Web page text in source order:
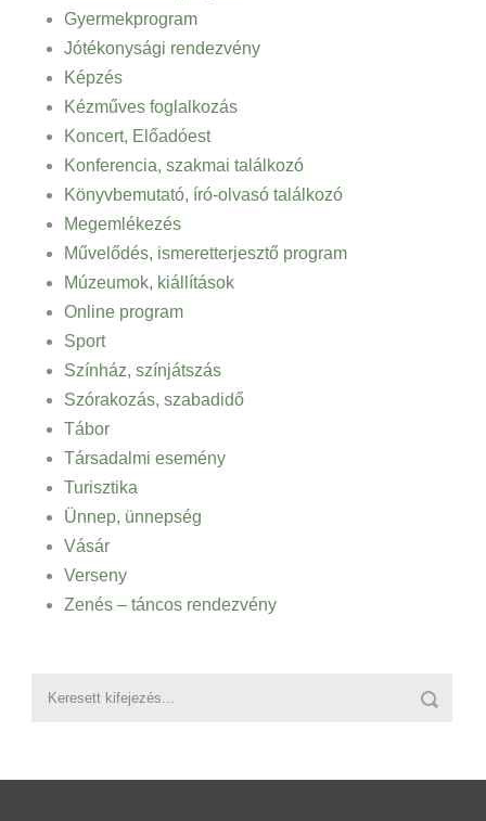
Gyermekprogram
Jótékonysági rendezvény
Képzés
Kézműves foglalkozás
Koncert, Előadóest
Konferencia, szakmai találkozó
Könyvbemutató, író-olvasó találkozó
Megemlékezés
Művelődés, ismeretterjesztő program
Múzeumok, kiállítások
Online program
Sport
Színház, színjátszás
Szórakozás, szabadidő
Tábor
Társadalmi esemény
Turisztika
Ünnep, ünnepség
Vásár
Verseny
Zenés – táncos rendezvény